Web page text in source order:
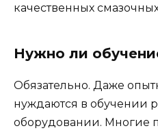
качественных
Нужно ли
Обязательно. Даже
нуждаются в обучении
оборудовании. Многие